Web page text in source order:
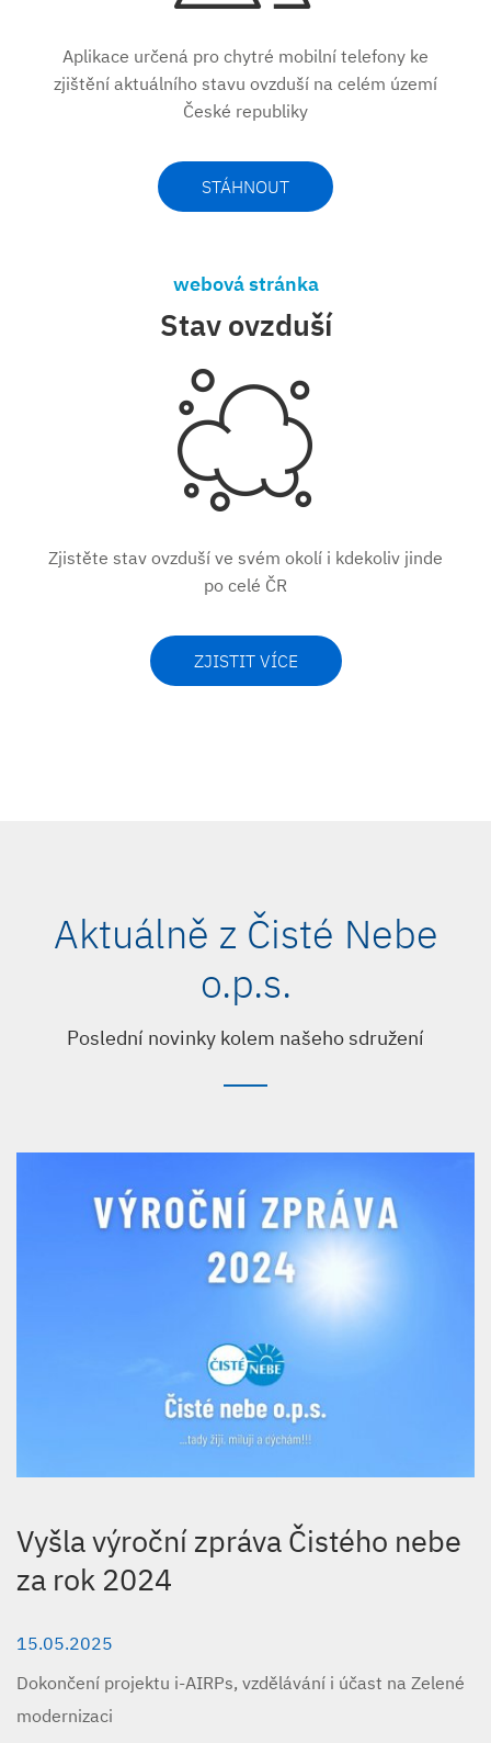
Aplikace určená pro chytré mobilní telefony ke
zjištění aktuálního stavu ovzduší na celém území
České republiky
STÁHNOUT
webová stránka
Stav ovzduší
Zjistěte stav ovzduší ve svém okolí i kdekoliv jinde
po celé ČR
ZJISTIT VÍCE
Aktuálně z Čisté Nebe
o.p.s.
Poslední novinky kolem našeho sdružení
Vyšla výroční zpráva Čistého nebe
za rok 2024
15.05.2025
Dokončení projektu i-AIRPs, vzdělávání i účast na Zelené
modernizaci